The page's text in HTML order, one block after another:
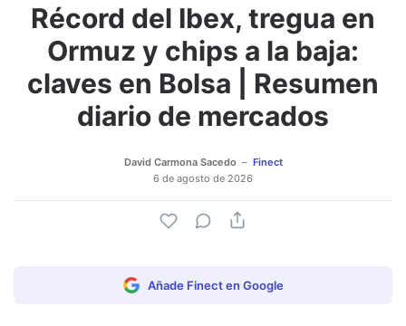
Adjuntar imagen Comentar
Récord del Ibex, tregua en
Ormuz y chips a la baja:
claves en Bolsa | Resumen
diario de mercados
David Carmona Sacedo
Finect
6 de agosto de 2026
Añade Finect en Google